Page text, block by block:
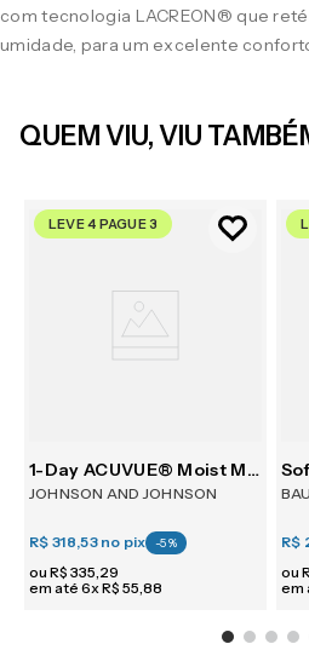
com tecnologia LACREON® que
umidade, para um excelente
QUEM VIU, VIU
LEVE 4 PAGUE 3
1-Day ACUVUE® Moist Multifocal 30
JOHNSON AND JOHNSON
R$ 318,53 no pix -5%
ou R$ 335,29
em até 6xR$ 55,88
R$
ou
em